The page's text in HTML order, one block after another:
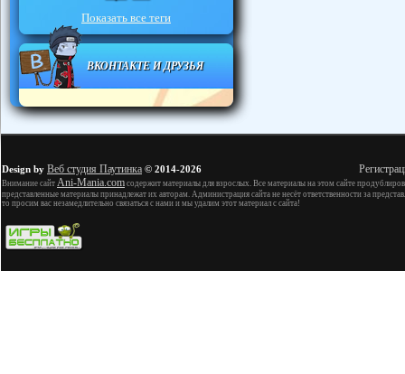
Показать все теги
ВКОНТАКТЕ И ДРУЗЬЯ
Design by Веб студия Паутинка © 2014-2026
Внимание сайт Ani-Mania.com содержит материалы для взрослых. Все материалы на этом сайте
представленные материалы принадлежат их авторам. Администрация сайта не несёт ответственности за
то просим вас незамедлительно связаться с нами и мы удалим этот материал с сайта!